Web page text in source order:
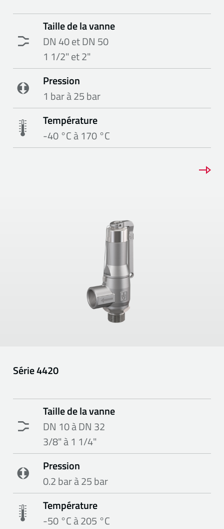
Taille de la vanne
DN 40 et DN 50
1 1/2" et 2"
Pression
1 bar à 25 bar
Température
-40 °C à 170 °C
Série4420
Taille de la vanne
DN 10 à DN 32
3/8" à 1 1/4"
Pression
0.2 bar à 25 bar
Température
-50 °C à 205 °C